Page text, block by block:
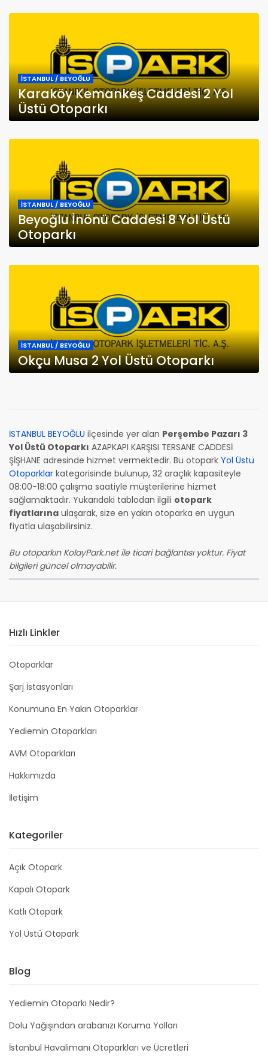
İSTANBUL / BEYOĞLU
Karaköy Kemankeş Caddesi 2 Yol
Üstü Otoparkı
İSTANBUL / BEYOĞLU
Beyoğlu İnönü Caddesi 8 Yol Üstü
Otoparkı
İSTANBUL / BEYOĞLU
Okçu Musa 2 Yol Üstü Otoparkı
İSTANBUL BEYOĞLU ilçesinde yer alan Perşembe Pazarı 3
Yol Üstü Otoparkı AZAPKAPI KARŞISI TERSANE CADDESİ
ŞİŞHANE adresinde hizmet vermektedir. Bu otopark Yol Üstü
Otoparklar kategorisinde bulunup, 32 araçlık kapasiteyle
08:00-18:00 çalışma saatiyle müşterilerine hizmet
sağlamaktadır. Yukarıdaki tablodan ilgili otopark
fiyatlarına ulaşarak, size en yakın otoparka en uygun
fiyatla ulaşabilirsiniz.
Bu otoparkın KolayPark.net ile ticari bağlantısı yoktur. Fiyat
bilgileri güncel olmayabilir.
Hızlı Linkler
Otoparklar
Şarj İstasyonları
Konumuna En Yakın Otoparklar
Yediemin Otoparkları
AVM Otoparkları
Hakkımızda
İletişim
Kategoriler
Açık Otopark
Kapalı Otopark
Katlı Otopark
Yol Üstü Otopark
Blog
Yediemin Otoparkı Nedir?
Dolu Yağışından arabanızı Koruma Yolları
İstanbul Havalimanı Otoparkları ve Ücretleri